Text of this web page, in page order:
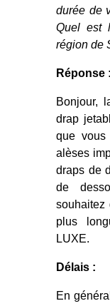
durée de
Quel est
région de
Réponse :
Bonjour,
drap
que vous
alèses
draps de
de
souhaitez
plus
LUXE.
Délais :
En